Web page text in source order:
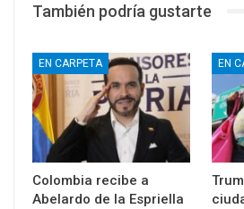
También podría gustarte
EN CARPETA
Colombia recibe a
Abelardo de la Espriella
EN